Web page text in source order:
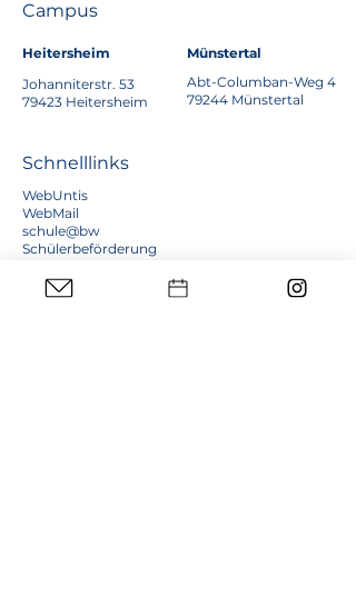
Campus
Heitersheim
Johanniterstr. 53
79423 Heitersheim
Münstertal
Abt-Columban-Weg 4
79244 Münstertal
Schnelllinks
WebUntis
WebMail
schule@bw
Schülerbeförderung